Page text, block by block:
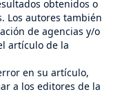
obtenidos o
Los autores también
de agencias y/o
artículo de la
en su artículo,
a los editores de la